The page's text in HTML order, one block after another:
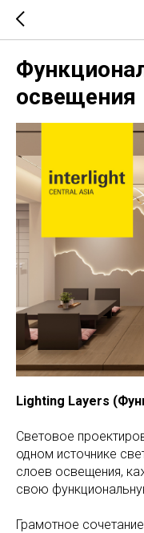
освещения
Lighting Layers
Световое
одном источнике
слоев освещения,
свою
Грамотное